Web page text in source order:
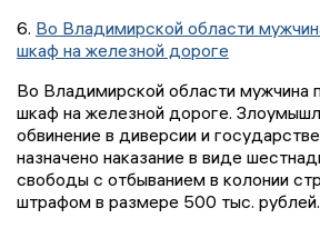
6. Во Владимирской области
шкаф на железной дороге
Во Владимирской области мужчина
шкаф на железной дороге.
обвинение в диверсии и
назначено наказание в виде
свободы с отбыванием в колонии
штрафом в размере 500 тыс. рублей.